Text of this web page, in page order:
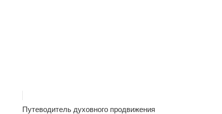
Путеводитель духовного продвижения